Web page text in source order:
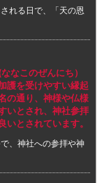
れる日で、「天の恩
なこのぜんにち）
護を受けやすい縁起
の通り、神様や仏様
いとされ、神社参拝
とされています。
、神社への参拝や神